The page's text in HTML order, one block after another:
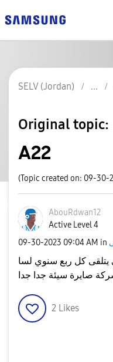
SELV (Jordan)
Original topic:
A22
(Topic created on: 09-30-
AbouRdwan12
Active Level 4
‎09-30-2023 09:04 AM in
يتلقى كل ربع سنوي لسا
صايرة سيئة جدا جدا
2 Likes